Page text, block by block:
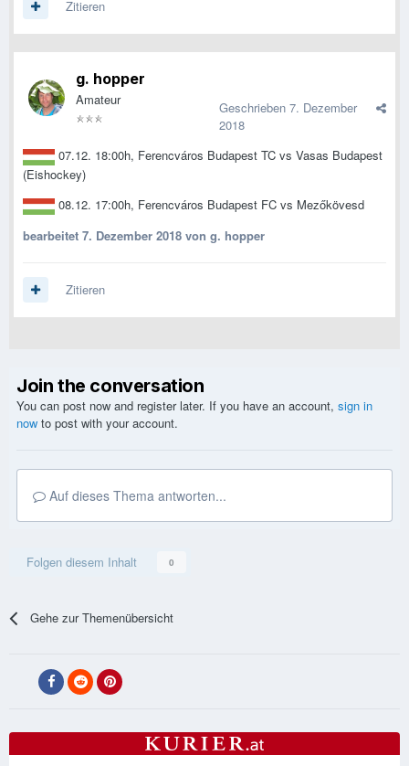
Zitieren
g. hopper
Amateur Geschrieben 7. Dezember
2018
07.12. 18:00h, Ferencváros Budapest TC vs Vasas Budapest
(Eishockey)
08.12. 17:00h, Ferencváros Budapest FC vs Mezőkövesd
bearbeitet 7. Dezember 2018 von g. hopper
Zitieren
Join the conversation
You can post now and register later. If you have an account, sign in
now to post with your account.
Auf dieses Thema antworten...
Folgen diesem Inhalt 0
Gehe zur Themenübersicht